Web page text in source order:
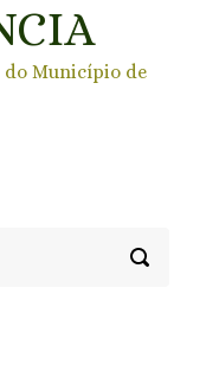
do Município de